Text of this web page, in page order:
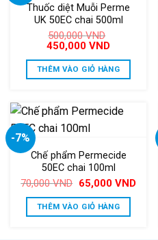
Thuốc diệt Muỗi Perme
UK 50EC chai 500ml
500,000VND
Giá
là:
500,000 VND.
450,000 VNDGiá
tại
là:
450,000
THÊM VÀO GIỎ HÀNG
-7%
Chế phẩm Permecide
50EC chai 100ml
70,000VND Giá
gốc
là:
70,000 VND.
65,000 VNDGiá
THÊM VÀO GIỎ HÀNG